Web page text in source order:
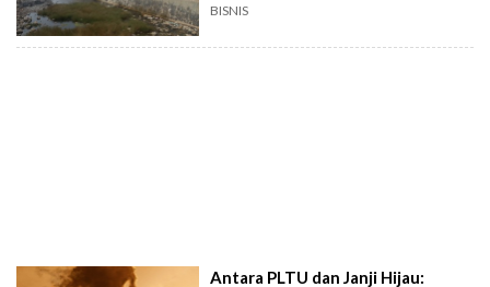
BISNIS
Antara PLTU dan Janji Hijau: